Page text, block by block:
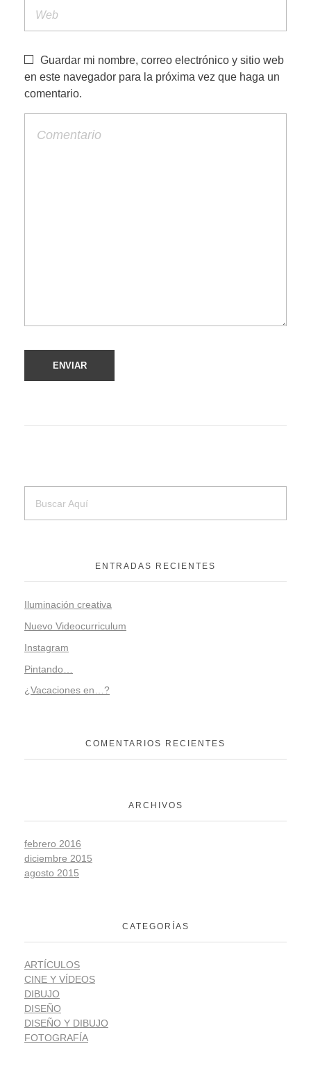
Guardar mi nombre, correo electrónico y sitio web
en este navegador para la próxima vez que haga un
comentario.
ENTRADAS RECIENTES
Iluminación creativa
Nuevo Videocurriculum
Instagram
Pintando…
¿Vacaciones en…?
COMENTARIOS RECIENTES
ARCHIVOS
febrero 2016
diciembre 2015
agosto 2015
CATEGORÍAS
ARTÍCULOS
CINE Y VÍDEOS
DIBUJO
DISEÑO
DISEÑO Y DIBUJO
FOTOGRAFÍA